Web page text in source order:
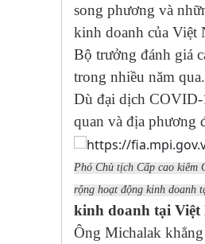
song phương và
kinh doanh của Việt
Bộ trưởng đánh giá
trong nhiều năm qua.
Dù đại dịch COVID-
quan và địa phương
Phó Chủ tịch Cấp cao kiêm
rộng hoạt động kinh doanh
kinh doanh tại Việt
Ông Michalak